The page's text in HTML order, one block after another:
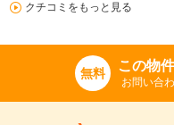
クチコミをもっと見る
無料 この物
お問い合